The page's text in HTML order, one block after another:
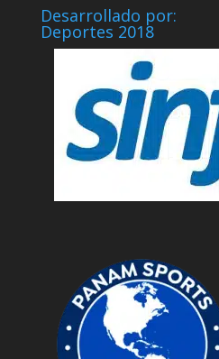
Desarrollado
Deportes 2018